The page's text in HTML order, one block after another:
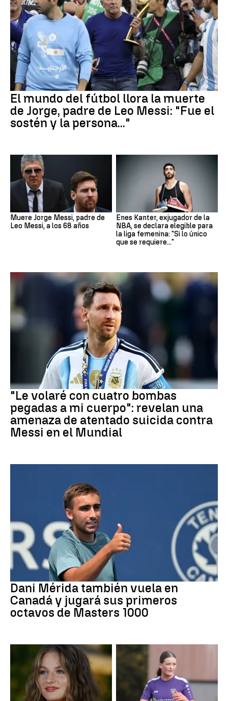
El mundo del fútbol llora la muerte
de Jorge, padre de Leo Messi: "Fue el
sostén y la persona..."
Muere Jorge Messi, padre de
Leo Messi, a los 68 años
Enes Kanter, exjugador de la
NBA, se declara elegible para
la liga femenina: "Si lo único
que se requiere..."
Mundial 2026
"Le volaré con cuatro bombas
pegadas a mi cuerpo": revelan una
amenaza de atentado suicida contra
Messi en el Mundial
Dani Mérida también vuela en
Canadá y jugará sus primeros
octavos de Masters 1000
Mundial 2026